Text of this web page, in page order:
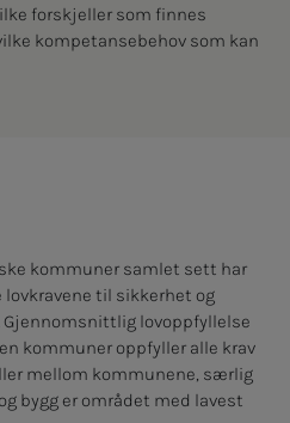
forskjeller som finnes
kompetansebehov som kan
kommuner samlet sett har
til sikkerhet og
lovoppfyllelse
kommuner oppfyller alle krav
mellom kommunene, særlig
bygg er området med lavest